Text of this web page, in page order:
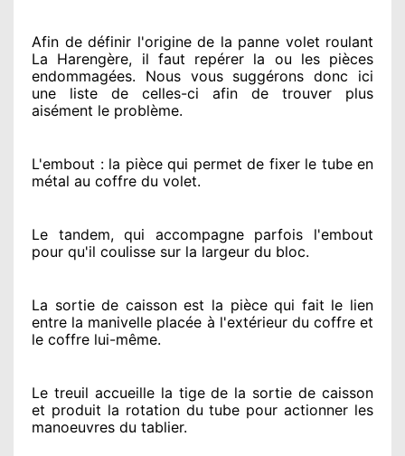
Afin de définir l'originede la panne volet roulant
La Harengère, il faut repérer la ou les pièces
endommagées. Nous vous suggérons donc ici
une liste de celles-ci afin de trouver plus
aisément le problème.
L'embout : la pièce qui permet de fixer le tube en
métal au coffre du volet.
Le tandem, qui accompagne parfois l'embout
pour qu'il coulisse sur la largeur du bloc.
La sortie de caisson est la pièce qui fait le lien
entre la manivelle placée à l'extérieurdu coffre et
le coffre lui-même.
Le treuil accueille la tige de la sortie de caisson
et produit la rotation du tube pour actionner les
manoeuvres du tablier.